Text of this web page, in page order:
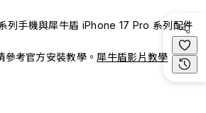
列手機與犀牛盾 iPhone 17 Pro 系列配件
考官方安裝教學。 犀牛盾影片教學